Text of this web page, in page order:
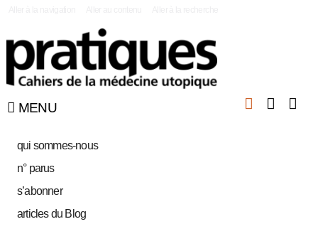
MENU
qui sommes-nous
n° parus
s’abonner
articles du Blog